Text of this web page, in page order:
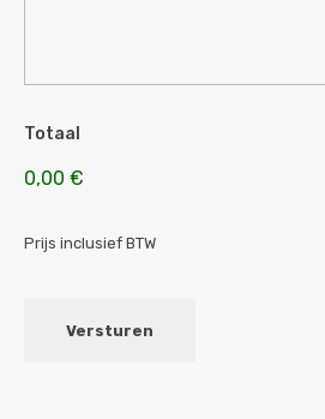
Totaal
0,00 €
Prijs inclusief BTW
Versturen